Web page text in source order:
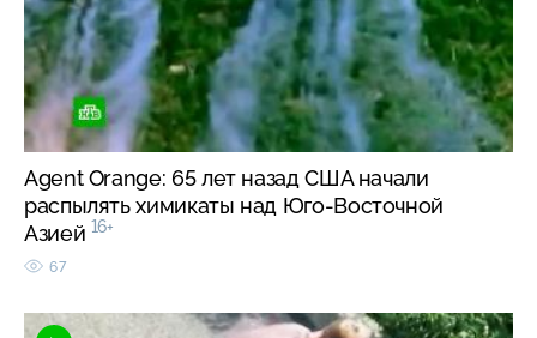
Agent Orange: 65 лет назад США начали
распылять химикаты над Юго-Восточной
Азией 16+
67